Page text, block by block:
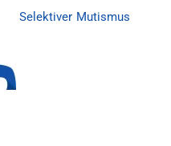
Selektiver Mutismus